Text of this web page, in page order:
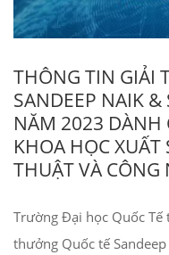
THÔNG TIN GIẢI
SANDEEP NAIK
NĂM 2023 DÀNH
KHOA HỌC XUẤT
THUẬT VÀ CÔNG
Trường Đại học Quốc
thưởng Quốc tế